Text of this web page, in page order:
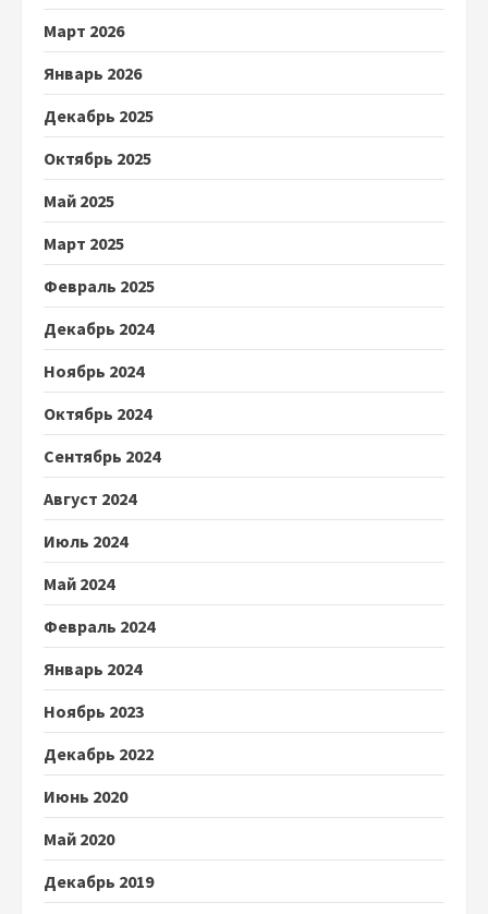
Март 2026
Январь 2026
Декабрь 2025
Октябрь 2025
Май 2025
Март 2025
Февраль 2025
Декабрь 2024
Ноябрь 2024
Октябрь 2024
Сентябрь 2024
Август 2024
Июль 2024
Май 2024
Февраль 2024
Январь 2024
Ноябрь 2023
Декабрь 2022
Июнь 2020
Май 2020
Декабрь 2019